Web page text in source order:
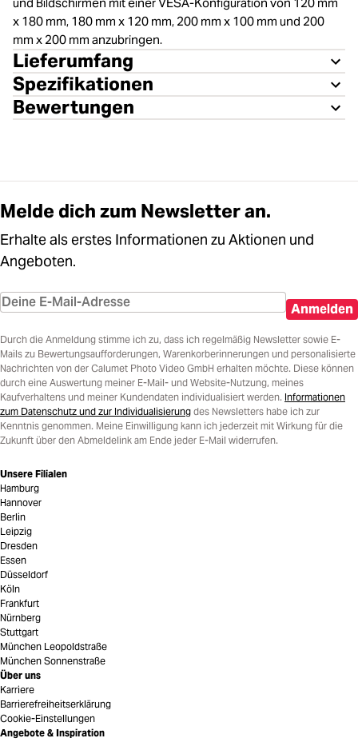
x 180 mm, 180 mm x 120 mm, 200 mm x 100 mm und 200
mm x 200 mm anzubringen.
Lieferumfang
Spezifikationen
Bewertungen
Melde dich zum Newsletter an.
Erhalte als erstes Informationen zu Aktionen und
Angeboten.
Anmelden
Durch die Anmeldung stimme ich zu, dass ich regelmäßig Newsletter sowie E-
Mails zu Bewertungsaufforderungen, Warenkorberinnerungen und personalisierte
Nachrichten von der Calumet Photo Video GmbH erhalten möchte. Diese können
durch eine Auswertung meiner E-Mail- und Website-Nutzung, meines
Kaufverhaltens und meiner Kundendaten individualisiert werden. Informationen
zum Datenschutz und zur Individualisierung des Newsletters habe ich zur
Kenntnis genommen. Meine Einwilligung kann ich jederzeit mit Wirkung für die
Zukunft über den Abmeldelink am Ende jeder E-Mail widerrufen.
Unsere Filialen
Hamburg
Hannover
Berlin
Leipzig
Dresden
Essen
Düsseldorf
Köln
Frankfurt
Nürnberg
Stuttgart
München Leopoldstraße
München Sonnenstraße
Über uns
Karriere
Barrierefreiheitserklärung
Cookie-Einstellungen
Angebote & Inspiration